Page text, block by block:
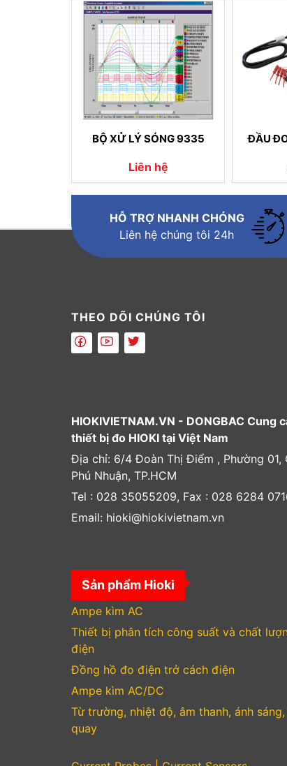
BỘ XỬ LÝ SÓNG 9335
Liên hệ
ĐẦU
HỖ TRỢ NHANH CHÓNG
Liên hệ chúng tôi 24h
THEO DÕI CHÚNG TÔI
HIOKIVIETNAM.VN - DONGBAC Cung
thiết bị đo HIOKI tại Việt Nam
Địa chỉ: 6/4 Đoàn Thị Điểm , Phường 01,
Phú Nhuận, TP.HCM
Tel : 028 35055209, Fax : 028 6284
Email: hioki@hiokivietnam.vn
Sản phẩm Hioki
Ampe kìm AC
Thiết bị phân tích công suất và chất
điện
Đồng hồ đo điện trở cách điện
Ampe kìm AC/DC
Từ trường, nhiệt độ, âm thanh, ánh
quay